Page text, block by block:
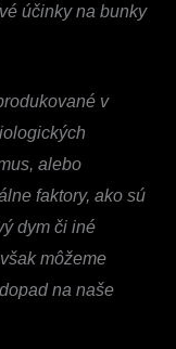
účinky na bunky
v
alebo
faktory, ako sú
dym či iné
môžeme
na naše